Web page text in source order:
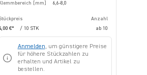
Klemmbereich [mm]
6,6-8,0
Anzahl
€*
/ 10 STK ab 10
Anmelden, um günstigere Preise
für höhere Stückzahlen zu
erhalten und Artikel zu
bestellen.